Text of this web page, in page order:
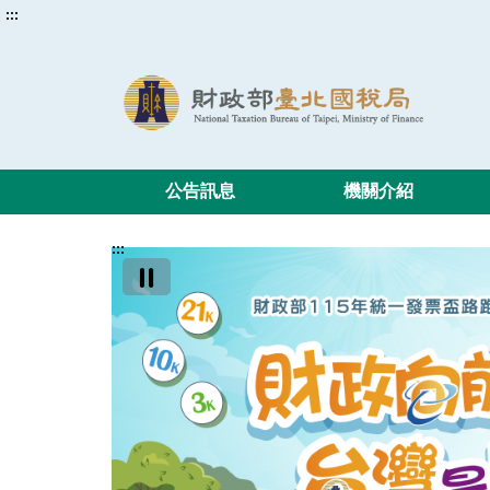
:::
公告訊息 機關介紹
:::